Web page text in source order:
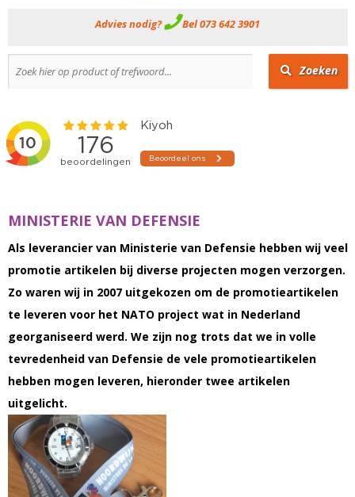
Advies nodig? Bel 073 642 3901
Zoeken
MINISTERIE VAN DEFENSIE
Als leverancier van Ministerie van Defensie hebben wij veel
promotie artikelen bij diverse projecten mogen verzorgen.
Zo waren wij in 2007 uitgekozen om de promotieartikelen
te leveren voor het NATO project wat in Nederland
georganiseerd werd. We zijn nog trots dat we in volle
tevredenheid van Defensie de vele promotieartikelen
hebben mogen leveren, hieronder twee artikelen
uitgelicht.